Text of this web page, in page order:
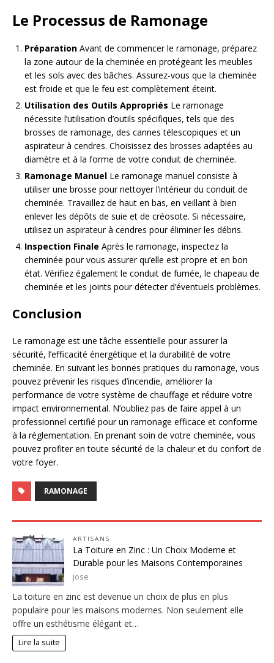
Le Processus de Ramonage
Préparation Avant de commencer le ramonage, préparez
la zone autour de la cheminée en protégeant les meubles
et les sols avec des bâches. Assurez-vous que la cheminée
est froide et que le feu est complètement éteint.
Utilisation des Outils Appropriés Le ramonage
nécessite l’utilisation d’outils spécifiques, tels que des
brosses de ramonage, des cannes télescopiques et un
aspirateur à cendres. Choisissez des brosses adaptées au
diamètre et à la forme de votre conduit de cheminée.
Ramonage Manuel Le ramonage manuel consiste à
utiliser une brosse pour nettoyer l’intérieur du conduit de
cheminée. Travaillez de haut en bas, en veillant à bien
enlever les dépôts de suie et de créosote. Si nécessaire,
utilisez un aspirateur à cendres pour éliminer les débris.
Inspection Finale Après le ramonage, inspectez la
cheminée pour vous assurer qu’elle est propre et en bon
état. Vérifiez également le conduit de fumée, le chapeau de
cheminée et les joints pour détecter d’éventuels problèmes.
Conclusion
Le ramonage est une tâche essentielle pour assurer la
sécurité, l’efficacité énergétique et la durabilité de votre
cheminée. En suivant les bonnes pratiques du ramonage, vous
pouvez prévenir les risques d’incendie, améliorer la
performance de votre système de chauffage et réduire votre
impact environnemental. N’oubliez pas de faire appel à un
professionnel certifié pour un ramonage efficace et conforme
à la réglementation. En prenant soin de votre cheminée, vous
pouvez profiter en toute sécurité de la chaleur et du confort de
votre foyer.
RAMONAGE
ARTISANS
La Toiture en Zinc : Un Choix Moderne et
Durable pour les Maisons Contemporaines
jose
La toiture en zinc est devenue un choix de plus en plus
populaire pour les maisons modernes. Non seulement elle
offre un esthétisme élégant et…
Lire la suite